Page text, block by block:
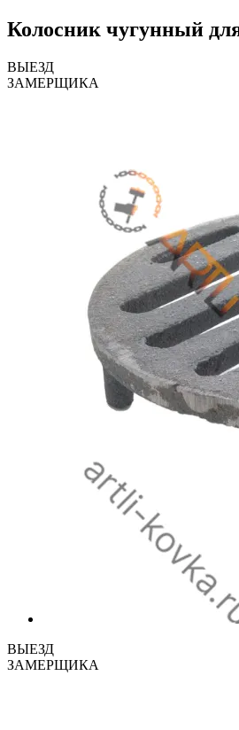
Колосник чугунный
ВЫЕЗД
ЗАМЕРЩИКА
ВЫЕЗД
ЗАМЕРЩИКА